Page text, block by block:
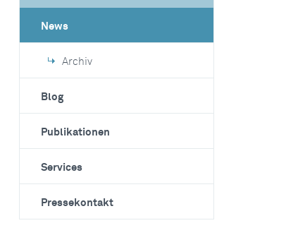
News
Archiv
Blog
Publikationen
Services
Pressekontakt